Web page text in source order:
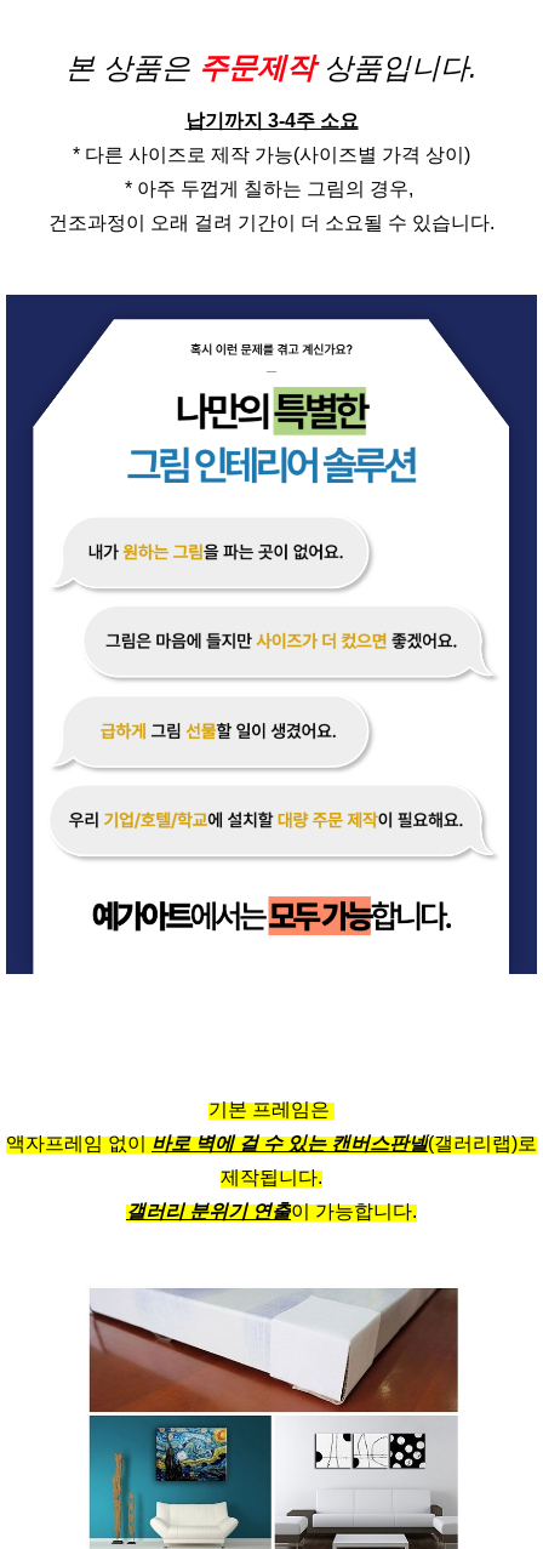
본 상품은 주문제작 상품입니다.
납기까지 3-4주 소요
* 다른 사이즈로 제작 가능(사이즈별 가격 상이)
* 아주 두껍게 칠하는 그림의 경우,
건조과정이 오래 걸려 기간이 더 소요될 수 있습니다.
기본 프레임은
액자프레임 없이 바로 벽에 걸 수 있는 캔버스판넬(갤러리랩)로
제작됩니다.
갤러리 분위기 연출이 가능합니다.